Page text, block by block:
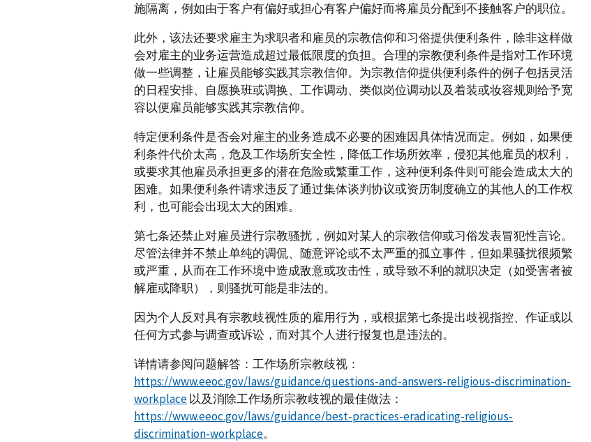
施隔离，例如由于客户有偏好或担心有客户偏好而将雇员分配到不接触客户的职位。
此外，该法还要求雇主为求职者和雇员的宗教信仰和习俗提供便利条件，除非这样做
会对雇主的业务运营造成超过最低限度的负担。合理的宗教便利条件是指对工作环境
做一些调整，让雇员能够实践其宗教信仰。为宗教信仰提供便利条件的例子包括灵活
的日程安排、自愿换班或调换、工作调动、类似岗位调动以及着装或妆容规则给予宽
容以便雇员能够实践其宗教信仰。
特定便利条件是否会对雇主的业务造成不必要的困难因具体情况而定。例如，如果便
利条件代价太高，危及工作场所安全性，降低工作场所效率，侵犯其他雇员的权利，
或要求其他雇员承担更多的潜在危险或繁重工作，这种便利条件则可能会造成太大的
困难。如果便利条件请求违反了通过集体谈判协议或资历制度确立的其他人的工作权
利，也可能会出现太大的困难。
第七条还禁止对雇员进行宗教骚扰，例如对某人的宗教信仰或习俗发表冒犯性言论。
尽管法律并不禁止单纯的调侃、随意评论或不太严重的孤立事件，但如果骚扰很频繁
或严重，从而在工作环境中造成敌意或攻击性，或导致不利的就职决定（如受害者被
解雇或降职），则骚扰可能是非法的。
因为个人反对具有宗教歧视性质的雇用行为，或根据第七条提出歧视指控、作证或以
任何方式参与调查或诉讼，而对其个人进行报复也是违法的。
详情请参阅问题解答：工作场所宗教歧视：
https://www.eeoc.gov/laws/guidance/questions-and-answers-religious-discrimination-
workplace以及消除工作场所宗教歧视的最佳做法：
https://www.eeoc.gov/laws/guidance/best-practices-eradicating-religious-
discrimination-workplace。